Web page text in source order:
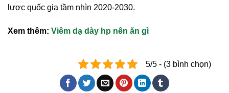
lược quốc gia tầm nhìn 2020-2030.
Xem thêm: Viêm dạ dày hp nên ăn gì
5/5 - (3 bình chọn)